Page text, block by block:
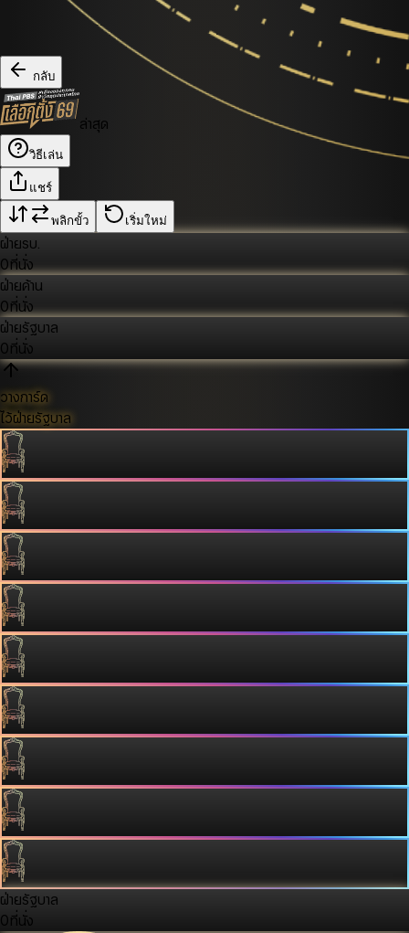
กลับ
ล่าสุด
วิธีเล่น
แชร์
พลิกขั้ว เริ่มใหม่
ฝ่ายรบ.
0ที่นั่ง
ฝ่ายค้าน
0ที่นั่ง
ฝ่ายรัฐบาล
0ที่นั่ง
วางการ์ด
ไว้ฝ่ายรัฐบาล
ฝ่ายรัฐบาล
0ที่นั่ง